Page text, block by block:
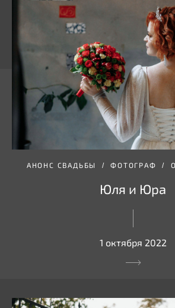
АНОНС СВАДЬБЫ ФОТОГРАФ
Юля и Юра
1 октября 2022